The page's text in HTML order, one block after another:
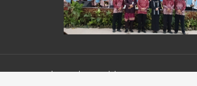
Kami Kontak Link Unduhan